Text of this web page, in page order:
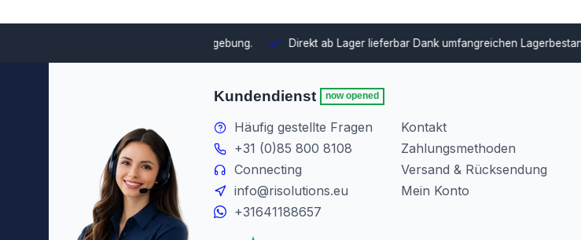
Direkt ab Lager lieferbarDank umfangreichen Lagerbestands
Kundendienst now opened
Häufig gestellte Fragen
+31 (0)85 800 8108
Connecting
info@risolutions.eu
+31641188657
Kontakt
Zahlungsmethoden
Versand & Rücksendung
Mein Konto